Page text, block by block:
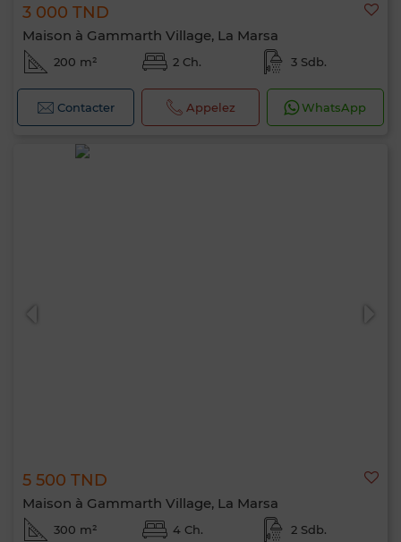
3 000 TND
Maison à Gammarth Village, La Marsa
200 m² 2 Ch. 3 Sdb.
Contacter Appelez WhatsApp
5 500 TND
Maison à Gammarth Village, La Marsa
300 m² 4 Ch. 2 Sdb.